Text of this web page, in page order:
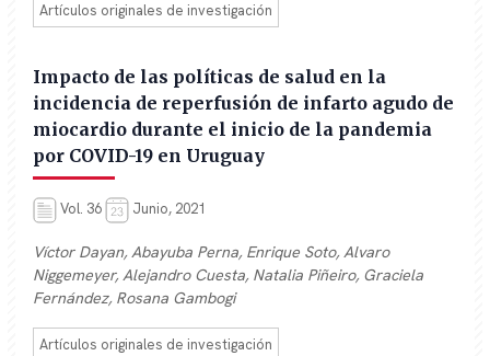
Artículos originales de investigación
Impacto de las políticas de salud en la
incidencia de reperfusión de infarto agudo de
miocardio durante el inicio de la pandemia
por COVID-19 en Uruguay
Vol. 36 Junio, 2021
Víctor Dayan, Abayuba Perna, Enrique Soto, Alvaro
Niggemeyer, Alejandro Cuesta, Natalia Piñeiro, Graciela
Fernández, Rosana Gambogi
Artículos originales de investigación